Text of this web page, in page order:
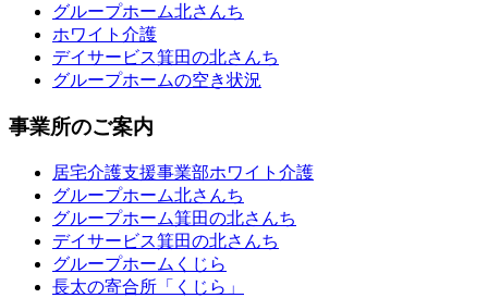
グループホーム北さんち
ホワイト介護
デイサービス箕田の北さんち
グループホームの空き状況
事業所のご案内
居宅介護支援事業部ホワイト介護
グループホーム北さんち
グループホーム箕田の北さんち
デイサービス箕田の北さんち
グループホームくじら
長太の寄合所「くじら」